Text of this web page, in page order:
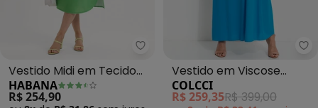
Habana - Vestido Midi em
Vestido Midi em Tecido
Leve Sarjado (Verde)
HABANA
R$ 254,90
Vestido em Viscose
(Azul)
COLCCI
R$ 259,35R$ 399,00